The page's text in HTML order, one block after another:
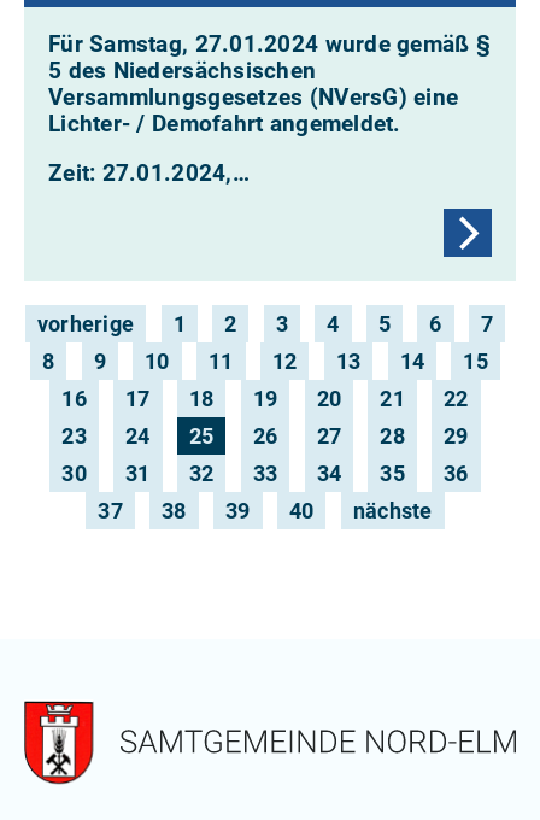
Für Samstag, 27.01.2024 wurde gemäß §
5 des Niedersächsischen
Versammlungsgesetzes (NVersG) eine
Lichter- / Demofahrt angemeldet.
Zeit: 27.01.2024,…
vorherige 1 2 3 4 5 6
7
8
9 10 11 12 13 14
15
16
17 18 19 20 21
22
23
24 25 26 27 28
29
30
31 32 33 34 35
36
37
38 39 40 nächste